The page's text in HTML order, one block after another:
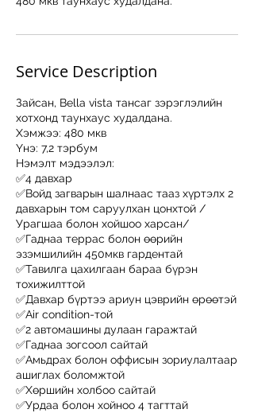
Service Description
Зайсан, Bella vista тансаг зэрэглэлийн
хотхонд таунхаус худалдана.
Хэмжээ: 480 мкв
Үнэ: 7,2 тэрбум
Нэмэлт мэдээлэл:
✅4 давхар
✅Войд загварын шалнаас тааз хүртэлх 2
давхарын том саруулхан цонхтой /
Урагшаа болон хойшоо харсан/
✅Гаднаа террас болон өөрийн
эзэмшилийн 450мкв гардентай
✅Тавилга цахилгаан бараа бүрэн
тохижилттой
✅Давхар бүртээ ариун цэврийн өрөөтэй
✅Air condition-той
✅2 автомашины дулаан гаражтай
✅Гаднаа зогсоол сайтай
✅Амьдрах болон оффисын зориулалтаар
ашиглах боломжтой
✅Хөршийн холбоо сайтай
✅Урдаа болон хойноо 4 тагттай